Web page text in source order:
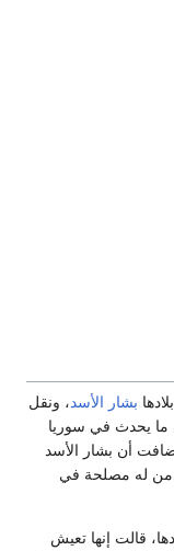
بشار الأسد، ونقل
في سوريا
أن بشار الأسد
مصلحة في
إنها تعيش